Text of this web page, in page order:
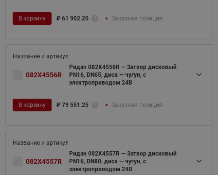
В корзину ₽ 61 902.20 Заказная позиция
082X4556R
Ридан 082X4556R — Затвор дисковый
PN16, DN65, диск — чугун, с
электроприводом 24В
В корзину ₽ 79 551.25 Заказная позиция
082X4557R
Ридан 082X4557R — Затвор дисковый
PN16, DN80, диск — чугун, с
электроприводом 24В